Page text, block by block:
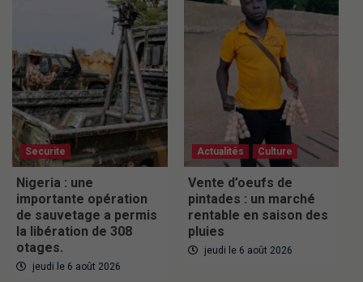
Securite
Nigeria : une
importante opération
de sauvetage a permis
la libération de 308
otages.
jeudi le 6 août 2026
Actualités Culture
Vente d’oeufs de
pintades : un marché
rentable en saison des
pluies
jeudi le 6 août 2026